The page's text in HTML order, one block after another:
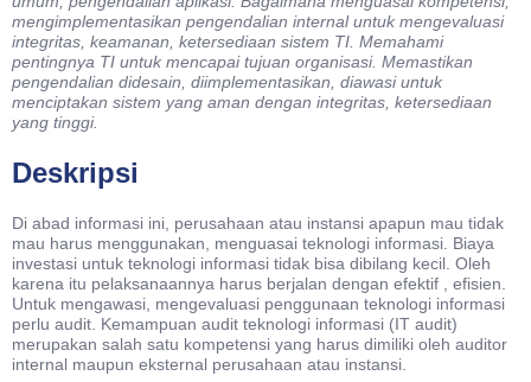
mengimplementasikan pengendalian internal untuk mengevaluasi
integritas, keamanan, ketersediaan sistem TI. Memahami
pentingnya TI untuk mencapai tujuan organisasi. Memastikan
pengendalian didesain, diimplementasikan, diawasi untuk
menciptakan sistem yang aman dengan integritas, ketersediaan
yang tinggi.
Deskripsi
Di abad informasi ini, perusahaan atau instansi apapun mau tidak
mau harus menggunakan, menguasai teknologi informasi. Biaya
investasi untuk teknologi informasi tidak bisa dibilang kecil. Oleh
karena itu pelaksanaannya harus berjalan dengan efektif , efisien.
Untuk mengawasi, mengevaluasi penggunaan teknologi informasi
perlu audit. Kemampuan audit teknologi informasi (IT audit)
merupakan salah satu kompetensi yang harus dimiliki oleh auditor
internal maupun eksternal perusahaan atau instansi.